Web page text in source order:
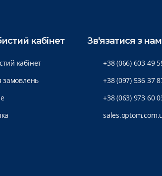
кабінет
кабінет
замовлень
Зв'язатися з
+38 (066) 603 49
+38 (097) 536 37
+38 (063) 973 60